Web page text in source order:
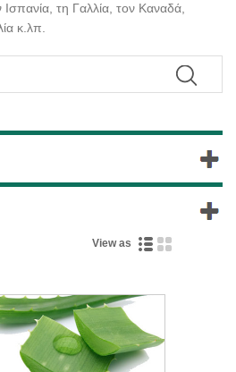
τη Γαλλία, τον Καναδά,
κ.λπ.
View as